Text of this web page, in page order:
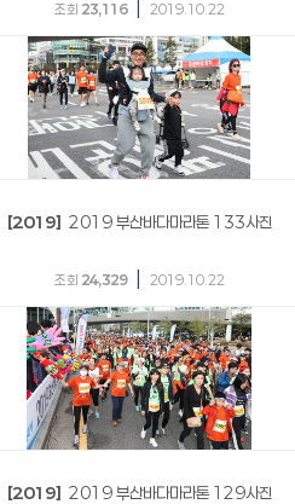
조회 23,116 2019.10.22
[2019] 2019 부산바다마라톤 133사진
조회 24,329 2019.10.22
[2019] 2019 부산바다마라톤 129사진